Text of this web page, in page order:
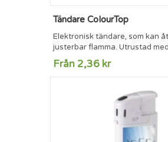
Tändare ColourTop
Elektronisk tändare, som kan
justerbar flamma. Utrustad med
barnsäkring.TÜV-certifierade
Från 2,36 kr